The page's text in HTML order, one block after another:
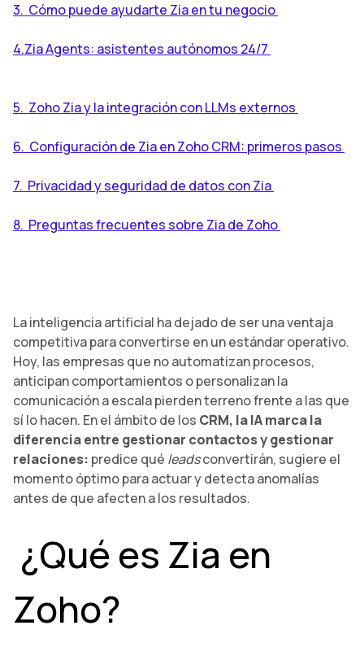
3. Cómo puede ayudarte Zia en tu negocio
4.Zia Agents: asistentes autónomos 24/7
5. Zoho Zia y la integración con LLMs externos
6. Configuración de Zia en Zoho CRM: primeros pasos
7. Privacidad y seguridad de datos con Zia
8. Preguntas frecuentes sobre Zia de Zoho
La inteligencia artificial ha dejado de ser una ventaja
competitiva para convertirse en un estándar operativo.
Hoy, las empresas que no automatizan procesos,
anticipan comportamientos o personalizan la
comunicación a escala pierden terreno frente a las que
sí lo hacen. En el ámbito de los CRM, la IA marca la
diferencia entre gestionar contactos y gestionar
relaciones: predice qué leadsconvertirán, sugiere el
momento óptimo para actuar y detecta anomalías
antes de que afecten a los resultados.
¿Qué es Zia en
Zoho?